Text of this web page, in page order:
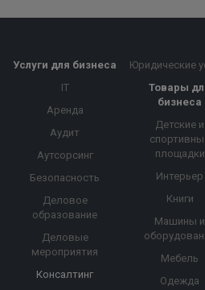
Услуги для бизнеса
IT
Аренда
Аудит
Аутсорсинг
Безопасность
Деловое
образование
Деловые
мероприятия
Консалтинг
Юридические
Товары
бизнеса
Детские и
площадки
Интерьер
Книги
Машины и
Мебель
Одежда